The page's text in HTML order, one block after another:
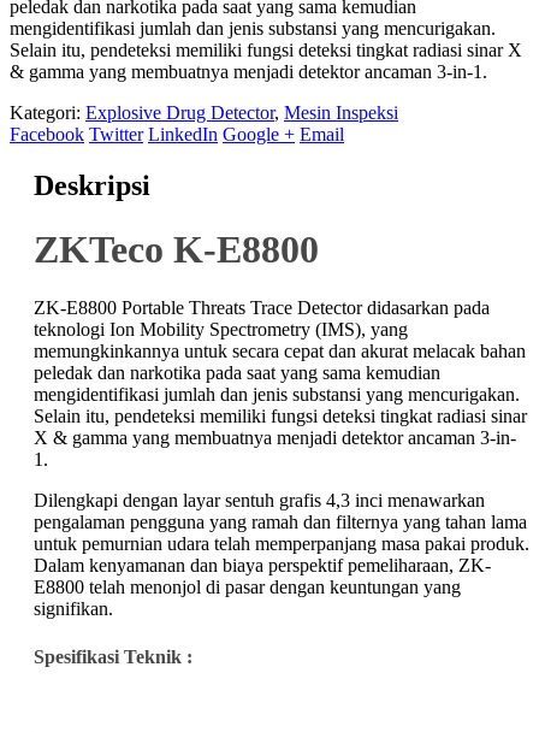
peledak dan narkotika pada saat yang sama kemudian
mengidentifikasi jumlah dan jenis substansi yang mencurigakan.
Selain itu, pendeteksi memiliki fungsi deteksi tingkat radiasi sinar X
& gamma yang membuatnya menjadi detektor ancaman 3-in-1.
Kategori: Explosive Drug Detector, Mesin Inspeksi
Facebook Twitter LinkedIn Google + Email
Deskripsi
ZKTeco K-E8800
ZK-E8800 Portable Threats Trace Detector didasarkan pada
teknologi Ion Mobility Spectrometry (IMS), yang
memungkinkannya untuk secara cepat dan akurat melacak bahan
peledak dan narkotika pada saat yang sama kemudian
mengidentifikasi jumlah dan jenis substansi yang mencurigakan.
Selain itu, pendeteksi memiliki fungsi deteksi tingkat radiasi sinar
X & gamma yang membuatnya menjadi detektor ancaman 3-in-
1.
Dilengkapi dengan layar sentuh grafis 4,3 inci menawarkan
pengalaman pengguna yang ramah dan filternya yang tahan lama
untuk pemurnian udara telah memperpanjang masa pakai produk.
Dalam kenyamanan dan biaya perspektif pemeliharaan, ZK-
E8800 telah menonjol di pasar dengan keuntungan yang
signifikan.
Spesifikasi Teknik :